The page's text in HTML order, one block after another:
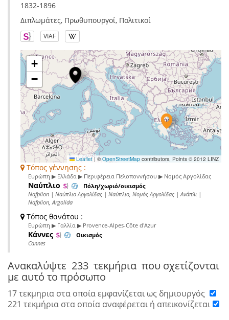
1832-1896
Διπλωμάτες, Πρωθυπουργοί, Πολιτικοί
VIAF
+
−
Leaflet | ©OpenStreetMap contributors, Points © 2012 LINZ
Τόπος γέννησης :
Ευρώπη ▶ Ελλάδα ▶ Περιφέρεια Πελοποννήσου ▶ Νομός Αργολίδας
Ναύπλιο Πόλη/χωριό/οικισμός
Nafplion | Ναύπλιο Αργολίδας | Ναύπλιο, Νομός Αργολίδας | Ανάπλι |
Nafplion, Argolida
Τόπος θανάτου :
Ευρώπη ▶ Γαλλία ▶ Provence-Alpes-Côte d'Azur
Κάννες Οικισμός
Cannes
Ανακαλύψτε 233 τεκμήρια που σχετίζονται
με αυτό το πρόσωπο
17 τεκμηρια στα οποία εμφανίζεται ως δημιουργός
221 τεκμήρια στα οποία αναφέρεται ή απεικονίζεται